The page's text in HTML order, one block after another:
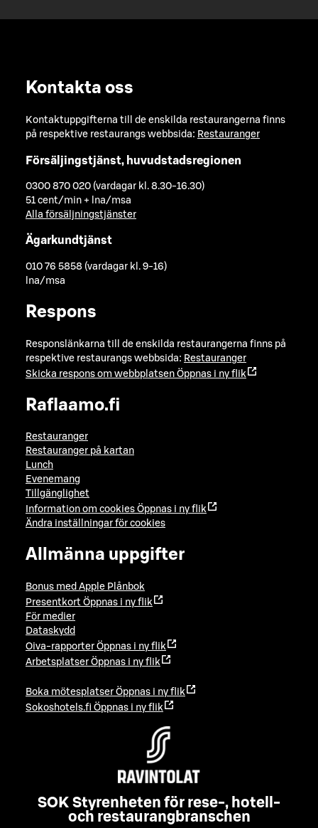
Kontakta oss
Kontaktuppgifterna till de enskilda restaurangerna finns
på respektive restaurangs webbsida: Restauranger
Försäljingstjänst, huvudstadsregionen
0300 870 020 (vardagar kl. 8.30-16.30)
51 cent/min + lna/msa
Alla försäljningstjänster
Ägarkundtjänst
010 76 5858 (vardagar kl. 9-16)
lna/msa
Respons
Responslänkarna till de enskilda restaurangerna finns på
respektive restaurangs webbsida: Restauranger
Skicka respons om webbplatsen Öppnas i ny flik
Raflaamo.fi
Restauranger
Restauranger på kartan
Lunch
Evenemang
Tillgänglighet
Information om cookies Öppnas i ny flik
Ändra inställningar för cookies
Allmänna uppgifter
Bonus med Apple Plånbok
Presentkort Öppnas i ny flik
För medier
Dataskydd
Oiva-rapporter Öppnas i ny flik
Arbetsplatser Öppnas i ny flik
Boka mötesplatser Öppnas i ny flik
Sokoshotels.fi Öppnas i ny flik
SOK Styrenheten för rese-, hotell-
och restaurangbranschen